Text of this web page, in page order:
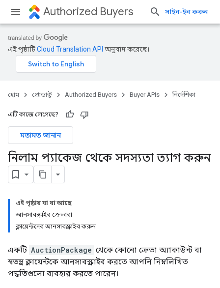
Authorized Buyers সাইন-ইন করুন
এই পৃষ্ঠাটিCloud Translation API অনুবাদ করেছে।
হোম প্রোডাক্ট Authorized Buyers Buyer APIs নির্দেশিকা
এটি কাজে লেগেছে?
মতামত জানান
নিলাম প্যাকেজ থেকে সদস্যতা ত্যাগ করুন
এই পৃষ্ঠায় যা যা আছে
আনসাবস্ক্রাইব ক্রেতারা
ক্লায়েন্টদের আনসাবস্ক্রাইব করুন
একটি AuctionPackage থেকে কোনো ক্রেতা অ্যাকাউন্ট বা
স্বতন্ত্র ক্লায়েন্টকে আনসাবস্ক্রাইব করতে আপনি নিম্নলিখিত
পদ্ধতিগুলো ব্যবহার করতে পারেন।